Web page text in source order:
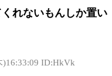
れないもんしか置い
)16:33:09 ID:HkVk